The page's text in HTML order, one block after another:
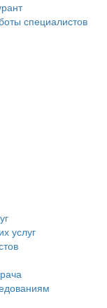
специалистов
услуг